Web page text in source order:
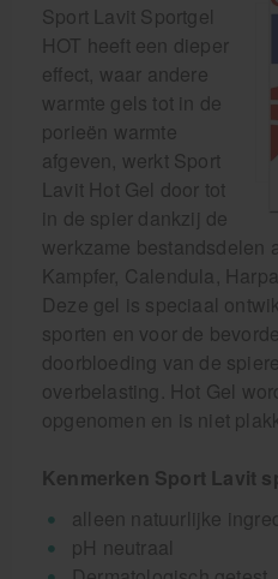
Sport Lavit Sportgel
HOT heeft een dieper
effect, waar andere
warmte gels tot in de
porieën warmte
afgeven, werkt Sport
Lavit Hot Gel door tot
in de spier dankzij de
werkzame bestandsdelen
Kampfer, Calendula,
Deze gel is speciaal
sporten en voor de
doorbloeding van de
overbelasting. Hot Gel
opgenomen en is niet
Kenmerken Sport Lavit
alleen natuurlijke
pH neutraal